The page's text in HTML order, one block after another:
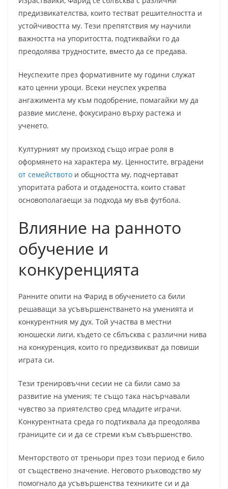
предизвикателства, които тестват решителността и
устойчивостта му. Тези препятствия му научили
важността на упоритостта, подтиквайки го да
преодолява трудностите, вместо да се предава.
Неуспехите през формативните му години служат
като ценни уроци. Всеки неуспех укрепва
ангажимента му към подобрение, помагайки му да
развие мислене, фокусирано върху растежа и
ученето.
Културният му произход също играе роля в
оформянето на характера му. Ценностите, вградени
от семейството и общността му, подчертават
упоритата работа и отдадеността, които стават
основополагаещи за подхода му във футбола.
Влияние на ранното
обучение и
конкуренцията
Ранните опити на Фарид в обучението са били
решаващи за усъвършенстването на уменията и
конкурентния му дух. Той участва в местни
юношески лиги, където се сблъсква с различни нива
на конкуренция, които го предизвикват да повиши
играта си.
Тези тренировъчни сесии не са били само за
развитие на умения; те също така насърчавали
чувство за приятелство сред младите играчи.
Конкурентната среда го подтиквала да преодолява
границите си и да се стреми към съвършенство.
Менторството от треньори през този период е било
от съществено значение. Неговото ръководство му
помогнало да усъвършенства техниките си и да